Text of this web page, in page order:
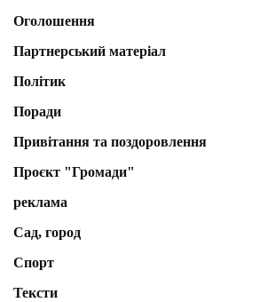
Оголошення
Партнерський матеріал
Політик
Поради
Привітання та поздоровлення
Проєкт "Громади"
реклама
Сад, город
Спорт
Тексти